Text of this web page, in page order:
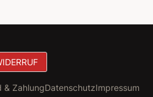
& ZahlungDatenschutzImpressum